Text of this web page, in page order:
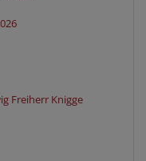
Freiherr Knigge